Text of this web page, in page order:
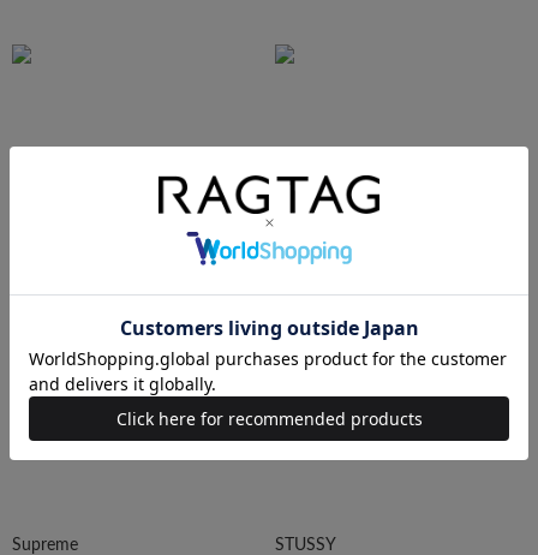
Ralph Lauren HUMAN MADE
Supreme STUSSY